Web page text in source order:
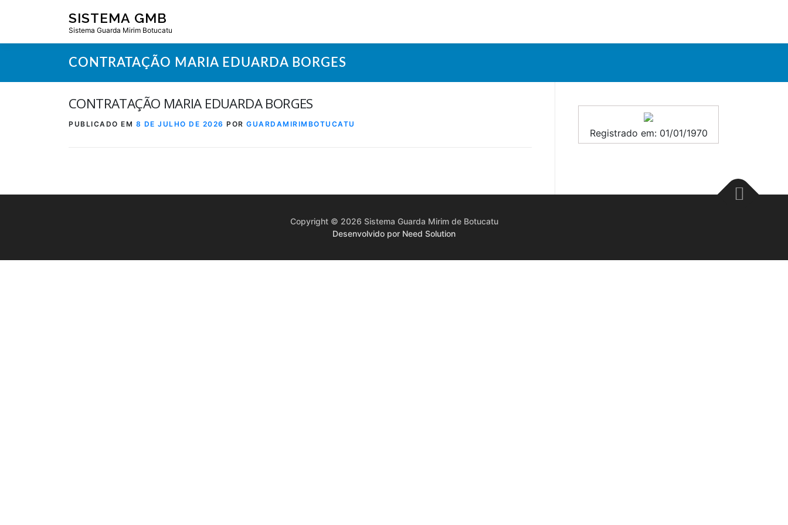
SISTEMA GMB
Sistema Guarda Mirim Botucatu
CONTRATAÇÃO MARIA EDUARDA BORGES
CONTRATAÇÃO MARIA EDUARDA BORGES
PUBLICADO EM 8 DE JULHO DE 2026 POR GUARDAMIRIMBOTUCATU
Registrado em: 01/01/1970
Copyright © 2026 Sistema Guarda Mirim de Botucatu
Desenvolvido por Need Solution